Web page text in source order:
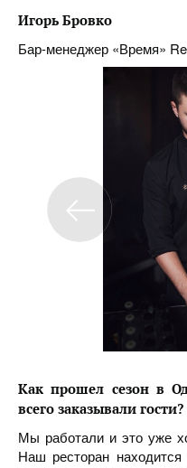
Игорь Бровко
Бар-менеджер «Время»
Как прошел сезон в
всего заказывали гости?
Мы работали и это уже
Наш ресторан